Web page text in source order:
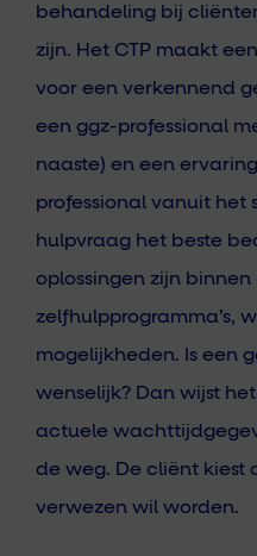
behandeling bij
zijn. Het CTP maakt
voor een verkennend
een ggz-professional
naaste) en een
professional vanuit
hulpvraag het beste
oplossingen zijn
zelfhulpprogramma’s,
mogelijkheden. Is een
wenselijk? Dan wijst
actuele
de weg. De cliënt
verwezen wil worden.